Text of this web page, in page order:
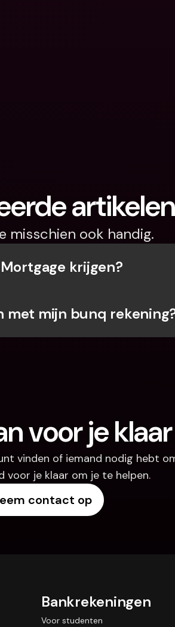
misschien ook handig.
krijgen?
met mijn bunq
voor je klaar
vinden of iemand nodig hebt
voor je klaar om je te helpen.
contact op
Bankrekeningen
Voor studenten